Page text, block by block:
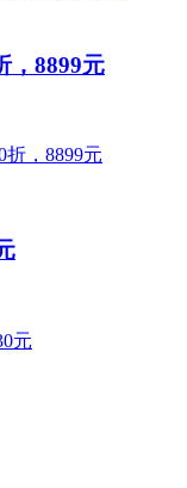
，8899元